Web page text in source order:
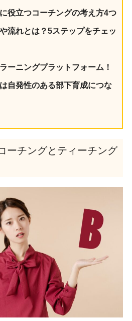
役立つコーチングの考え方4つ
流れとは？5ステップをチェッ
ーニングプラットフォーム！
自発性のある部下育成につな
ーチングとティーチング